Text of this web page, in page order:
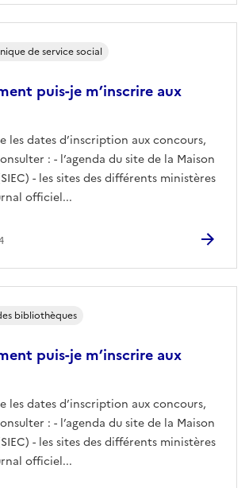
puis-je m’inscrire aux
les dates d’inscription aux concours,
: - l’agenda du site de la Maison
- les sites des différents ministères
officiel...
de service social
puis-je m’inscrire aux
les dates d’inscription aux concours,
: - l’agenda du site de la Maison
- les sites des différents ministères
officiel...
bibliothèques